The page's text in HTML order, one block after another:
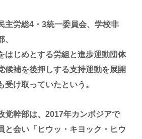
主労総4・3統一委員会、学校非
はじめとする労組と進歩運動団体
候補を後押しする支持運動を展開
受け取っていたという。
幹部は、2017年カンボジアで
と会い「ヒウッ・キヨック・ヒウ